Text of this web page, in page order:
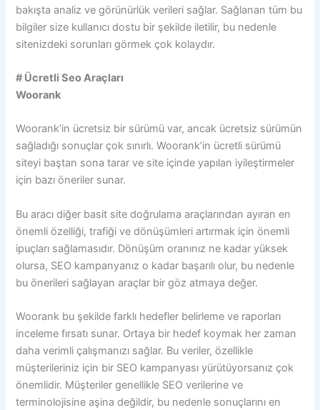
bakışta analiz ve görünürlük verileri sağlar. Sağlanan tüm bu
bilgiler size kullanıcı dostu bir şekilde iletilir, bu nedenle
sitenizdeki sorunları görmek çok kolaydır.
# Ücretli Seo Araçları
Woorank
Woorank’in ücretsiz bir sürümü var, ancak ücretsiz sürümün
sağladığı sonuçlar çok sınırlı. Woorank’in ücretli sürümü
siteyi baştan sona tarar ve site içinde yapılan iyileştirmeler
için bazı öneriler sunar.
Bu aracı diğer basit site doğrulama araçlarından ayıran en
önemli özelliği, trafiği ve dönüşümleri artırmak için önemli
ipuçları sağlamasıdır. Dönüşüm oranınız ne kadar yüksek
olursa, SEO kampanyanız o kadar başarılı olur, bu nedenle
bu önerileri sağlayan araçlar bir göz atmaya değer.
Woorank bu şekilde farklı hedefler belirleme ve raporları
inceleme fırsatı sunar. Ortaya bir hedef koymak her zaman
daha verimli çalışmanızı sağlar. Bu veriler, özellikle
müşterileriniz için bir SEO kampanyası yürütüyorsanız çok
önemlidir. Müşteriler genellikle SEO verilerine ve
terminolojisine aşina değildir, bu nedenle sonuçlarını en